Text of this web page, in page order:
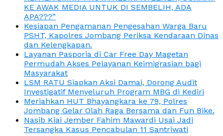
KE AWAK MEDIA UNTUK DI SEMBELIH, ADA
APA???”
Kesiapan Pengamanan Pengesahan Warga Baru
PSHT, Kapolres Jombang Periksa Kendaraan Dinas
dan Kelengkapan.
Layanan Pasporia di Car Free Day Magetan
Permudah Akses Pelayanan Keimigrasian bagi
Masyarakat
LSM RATU Siapkan Aksi Damai, Dorong Audit
Investigatif Menyeluruh Program MBG di Kediri
Meriahkan HUT Bhayangkara ke 79, Polres
Jombang Gelar Olah Raga Bersama dan Fun Bike.
Nasib Kiai Jember Fahim Mawardi Usai Jadi
Tersangka Kasus Pencabulan 11 Santriwati